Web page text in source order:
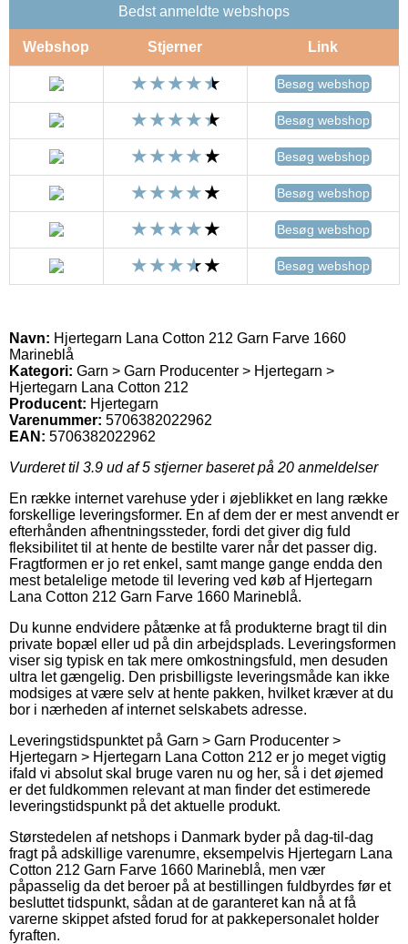
Bedst anmeldte webshops
Webshop Stjerner Link
Besøg webshop
Besøg webshop
Besøg webshop
Besøg webshop
Besøg webshop
Besøg webshop
Navn: Hjertegarn Lana Cotton 212 Garn Farve 1660
Marineblå
Kategori: Garn > Garn Producenter > Hjertegarn >
Hjertegarn Lana Cotton 212
Producent: Hjertegarn
Varenummer: 5706382022962
EAN: 5706382022962
Vurderet til 3.9 ud af 5 stjerner baseret på 20 anmeldelser
En række internet varehuse yder i øjeblikket en lang række
forskellige leveringsformer. En af dem der er mest anvendt er
efterhånden afhentningssteder, fordi det giver dig fuld
fleksibilitet til at hente de bestilte varer når det passer dig.
Fragtformen er jo ret enkel, samt mange gange endda den
mest betalelige metode til levering ved køb af Hjertegarn
Lana Cotton 212 Garn Farve 1660 Marineblå.
Du kunne endvidere påtænke at få produkterne bragt til din
private bopæl eller ud på din arbejdsplads. Leveringsformen
viser sig typisk en tak mere omkostningsfuld, men desuden
ultra let gængelig. Den prisbilligste leveringsmåde kan ikke
modsiges at være selv at hente pakken, hvilket kræver at du
bor i nærheden af internet selskabets adresse.
Leveringstidspunktet på Garn > Garn Producenter >
Hjertegarn > Hjertegarn Lana Cotton 212 er jo meget vigtig
ifald vi absolut skal bruge varen nu og her, så i det øjemed
er det fuldkommen relevant at man finder det estimerede
leveringstidspunkt på det aktuelle produkt.
Størstedelen af netshops i Danmark byder på dag-til-dag
fragt på adskillige varenumre, eksempelvis Hjertegarn Lana
Cotton 212 Garn Farve 1660 Marineblå, men vær
påpasselig da det beroer på at bestillingen fuldbyrdes før et
besluttet tidspunkt, sådan at de garanteret kan nå at få
varerne skippet afsted forud for at pakkepersonalet holder
fyraften.